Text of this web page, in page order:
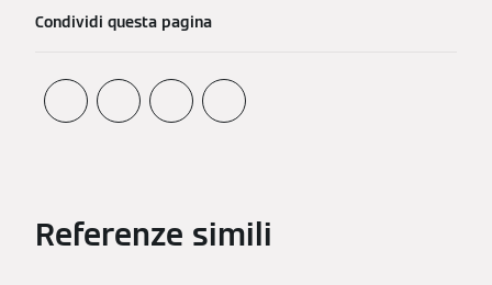
Condividi questa pagina
Referenze simili